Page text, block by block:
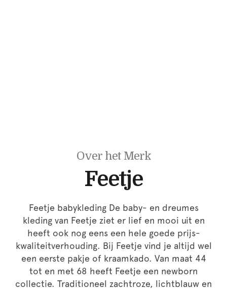
Over het Merk
Feetje
Feetje babykleding De baby- en dreumes
kleding van Feetje ziet er lief en mooi uit en
heeft ook nog eens een hele goede prijs-
kwaliteitverhouding. Bij Feetje vind je altijd wel
een eerste pakje of kraamkado. Van maat 44
tot en met 68 heeft Feetje een newborn
collectie. Traditioneel zachtroze, lichtblauw en